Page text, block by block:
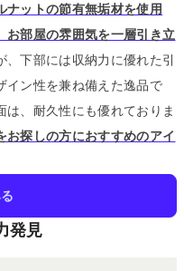
ナットの節有無垢材を使用
お部屋の雰囲気を一層引き立
、下部には収納力に優れた引
イン性を兼ね備えた逸品で
、耐久性にも優れておりま
お探しの方におすすめのアイ
発見